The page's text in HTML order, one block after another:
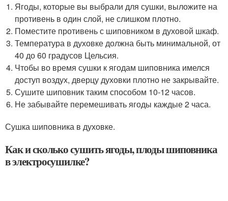
Ягоды, которые вы выбрали для сушки, выложите на
противень в один слой, не слишком плотно.
Поместите противень с шиповником в духовой шкаф.
Температура в духовке должна быть минимальной, от
40 до 60 градусов Цельсия.
Чтобы во время сушки к ягодам шиповника имелся
доступ воздух, дверцу духовки плотно не закрывайте.
Сушите шиповник таким способом 10-12 часов.
Не забывайте перемешивать ягоды каждые 2 часа.
Сушка шиповника в духовке.
Как и сколько сушить ягоды, плоды шиповника
в электросушилке?